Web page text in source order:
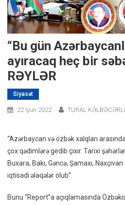
“Bu gün
ayıracaq heç bir
RƏYLƏR
Siyasət
22 İyun 2022 TURAL KƏLBƏCƏRLİ
“Azərbaycan və özbək xalqları
çox qədimlərə gedib çıxır. Tarixi
Buxara, Bakı, Gəncə, Şamaxı,
iqtisadi əlaqələr olub”.
Bunu “Report”a açıqlamasında